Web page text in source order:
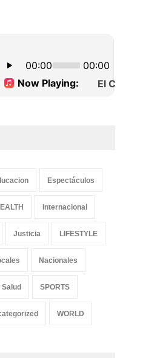
Espectáculos
Internacional
Justicia LIFESTYLE
Nacionales
Salud SPORTS
WORLD